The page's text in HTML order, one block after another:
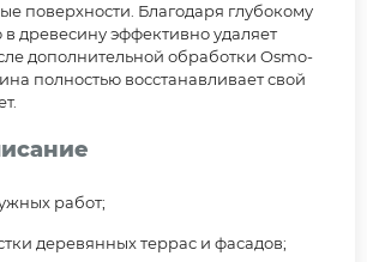
поверхности. Благодаря глубокому
древесину эффективно удаляет
дополнительной обработки Osmo-
полностью восстанавливает свой
работ;
деревянных террас и фасадов;